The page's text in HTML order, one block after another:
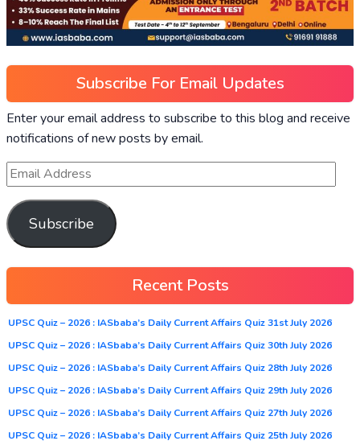
Subscribe For Email Updates
Enter your email address to subscribe to this blog and receive
notifications of new posts by email.
Subscribe
Recent Posts
UPSC Quiz – 2026 : IASbaba’s Daily Current Affairs Quiz 31st July 2026
UPSC Quiz – 2026 : IASbaba’s Daily Current Affairs Quiz 30th July 2026
UPSC Quiz – 2026 : IASbaba’s Daily Current Affairs Quiz 28th July 2026
UPSC Quiz – 2026 : IASbaba’s Daily Current Affairs Quiz 29th July 2026
UPSC Quiz – 2026 : IASbaba’s Daily Current Affairs Quiz 27th July 2026
UPSC Quiz – 2026 : IASbaba’s Daily Current Affairs Quiz 25th July 2026